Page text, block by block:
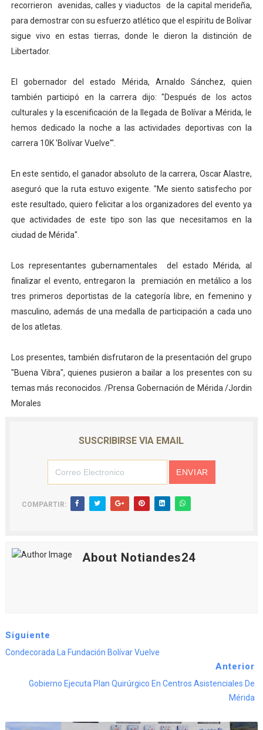
Encuentro estadal fortalece la coordinación de
Gobernador Arnaldo Sánchez apadrina a más de 993
recorrieron avenidas, calles y viaductos de la capital merideña,
para demostrar con su esfuerzo atlético que el espíritu de Bolívar
sigue vivo en estas tierras, donde le dieron la distinción de
Libertador.
El gobernador del estado Mérida, Arnaldo Sánchez, quien
también participó en la carrera dijo: "Después de los actos
culturales y la escenificación de la llegada de Bolívar a Mérida, le
hemos dedicado la noche a las actividades deportivas con la
carrera 10K 'Bolívar Vuelve'".
En este sentido, el ganador absoluto de la carrera, Oscar Alastre,
aseguró que la ruta estuvo exigente. "Me siento satisfecho por
este resultado, quiero felicitar a los organizadores del evento ya
que actividades de este tipo son las que necesitamos en la
ciudad de Mérida".
Los representantes gubernamentales del estado Mérida, al
finalizar el evento, entregaron la premiación en metálico a los
tres primeros deportistas de la categoría libre, en femenino y
masculino, además de una medalla de participación a cada uno
de los atletas.
Los presentes, también disfrutaron de la presentación del grupo
"Buena Vibra", quienes pusieron a bailar a los presentes con su
temas más reconocidos. /Prensa Gobernación de Mérida /Jordin
Morales
SUSCRIBIRSE VIA EMAIL
COMPARTIR:
About Notiandes24
Siguiente
Condecorada La Fundación Bolívar Vuelve
Anterior
Gobierno Ejecuta Plan Quirúrgico En Centros Asistenciales De
Mérida